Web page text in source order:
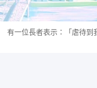
有一位長者表示：「虐待到